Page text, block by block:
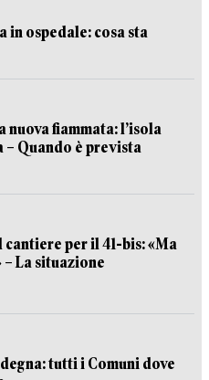
in ospedale: cosa sta
nuova fiammata: l’isola
Quando è prevista
cantiere per il 41-bis: «Ma
La situazione
tutti i Comuni dove